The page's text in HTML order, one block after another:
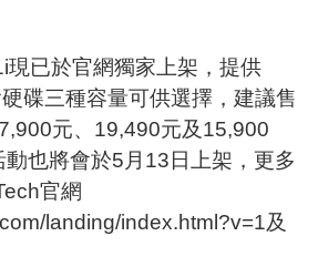
已於官網獨家上架，提供
碟三種容量可供選擇，建議售
元、19,490元及15,900
也將會於5月13日上架，更多
官網
landing/index.html?v=1及